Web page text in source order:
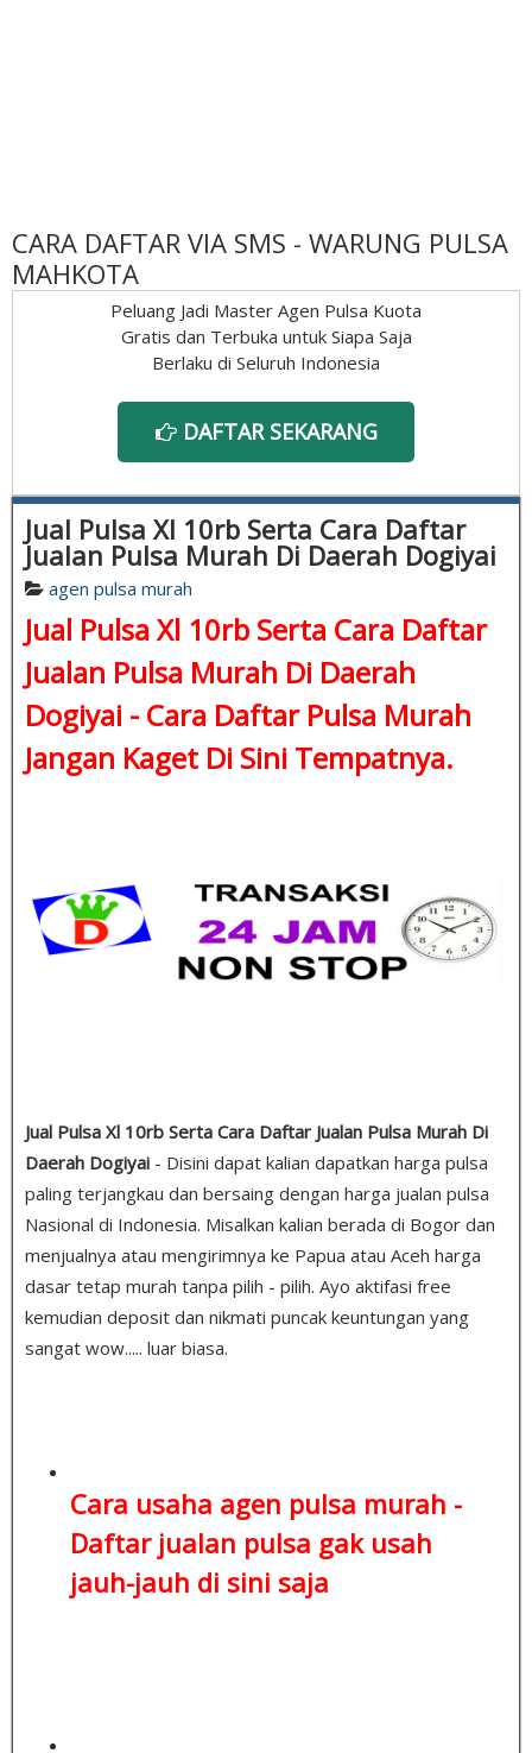
CARA DAFTAR VIA SMS - WARUNG PULSA
MAHKOTA
Peluang Jadi Master Agen Pulsa Kuota
Gratis dan Terbuka untuk Siapa Saja
Berlaku di Seluruh Indonesia
DAFTAR SEKARANG
Jual Pulsa Xl 10rb Serta Cara Daftar
Jualan Pulsa Murah Di Daerah Dogiyai
agen pulsa murah
Jual Pulsa Xl 10rb Serta Cara Daftar
Jualan Pulsa Murah Di Daerah
Dogiyai - Cara Daftar Pulsa Murah
Jangan Kaget Di Sini Tempatnya.
Jual Pulsa Xl 10rb Serta Cara Daftar Jualan Pulsa Murah Di
Daerah Dogiyai - Disini dapat kalian dapatkan harga pulsa
paling terjangkau dan bersaing dengan harga jualan pulsa
Nasional di Indonesia. Misalkan kalian berada di Bogor dan
menjualnya atau mengirimnya ke Papua atau Aceh harga
dasar tetap murah tanpa pilih - pilih. Ayo aktifasi free
kemudian deposit dan nikmati puncak keuntungan yang
sangat wow..... luar biasa.
Cara usaha agen pulsa murah -
Daftar jualan pulsa gak usah
jauh-jauh di sini saja